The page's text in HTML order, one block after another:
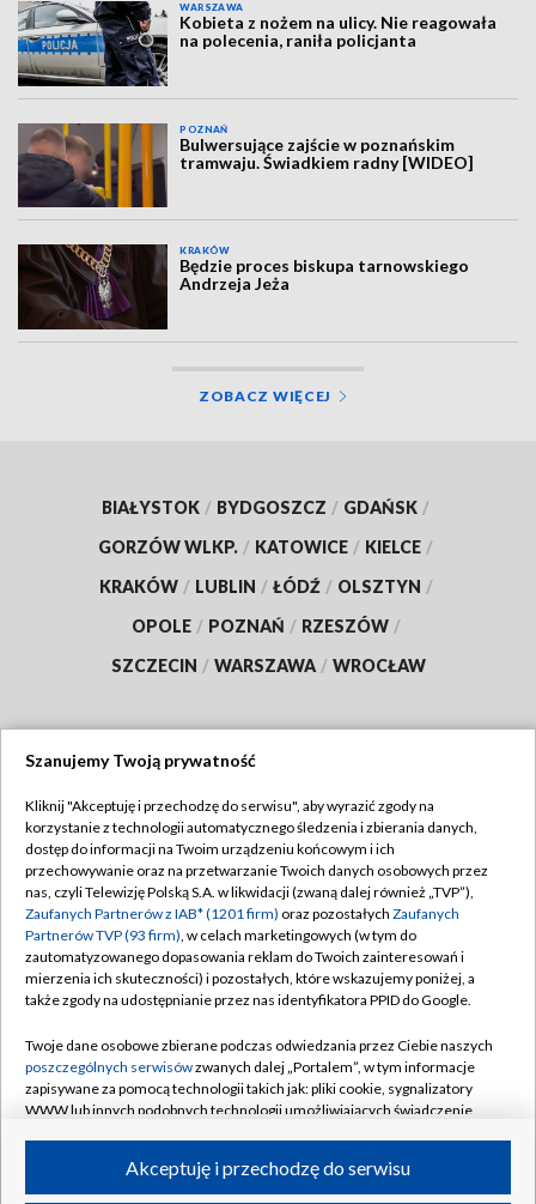
WARSZAWA
Kobieta z nożem na ulicy. Nie reagowała
na polecenia, raniła policjanta
POZNAŃ
Bulwersujące zajście w poznańskim
tramwaju. Świadkiem radny [WIDEO]
KRAKÓW
Będzie proces biskupa tarnowskiego
Andrzeja Jeża
ZOBACZ WIĘCEJ
BIAŁYSTOK / BYDGOSZCZ / GDAŃSK /
GORZÓW WLKP. / KATOWICE / KIELCE /
KRAKÓW / LUBLIN / ŁÓDŹ / OLSZTYN /
OPOLE / POZNAŃ / RZESZÓW /
SZCZECIN / WARSZAWA / WROCŁAW
TVP
Abonament TVP
Emisja w TVP
Centrum informacji TVP
Naziemna Telewizja Cyfrowa
Rada Programowa
System NOS
Informacje o nadawcy
Program dla prasy
Regulamin TVP
Polityka prywatności
Moje zgody
Pomoc
Kontakt
Kanały
Szanujemy Twoją prywatność
Kliknij "Akceptuję i przechodzę do serwisu", aby wyrazić zgody na
korzystanie z technologii automatycznego śledzenia i zbierania danych,
dostęp do informacji na Twoim urządzeniu końcowym i ich
przechowywanie oraz na przetwarzanie Twoich danych osobowych przez
nas, czyli Telewizję Polską S.A. w likwidacji (zwaną dalej również „TVP”),
Zaufanych Partnerów z IAB* (1201 firm) oraz pozostałych Zaufanych
Partnerów TVP (93 firm), w celach marketingowych (w tym do
zautomatyzowanego dopasowania reklam do Twoich zainteresowań i
mierzenia ich skuteczności) i pozostałych, które wskazujemy poniżej, a
także zgody na udostępnianie przez nas identyfikatora PPID do Google.
Twoje dane osobowe zbierane podczas odwiedzania przez Ciebie naszych
poszczególnych serwisówzwanych dalej „Portalem”, w tym informacje
zapisywane za pomocą technologii takich jak: pliki cookie, sygnalizatory
WWW lub innych podobnych technologii umożliwiających świadczenie
ruchu w Internecie.Akceptuję i przechodzę do serwisu